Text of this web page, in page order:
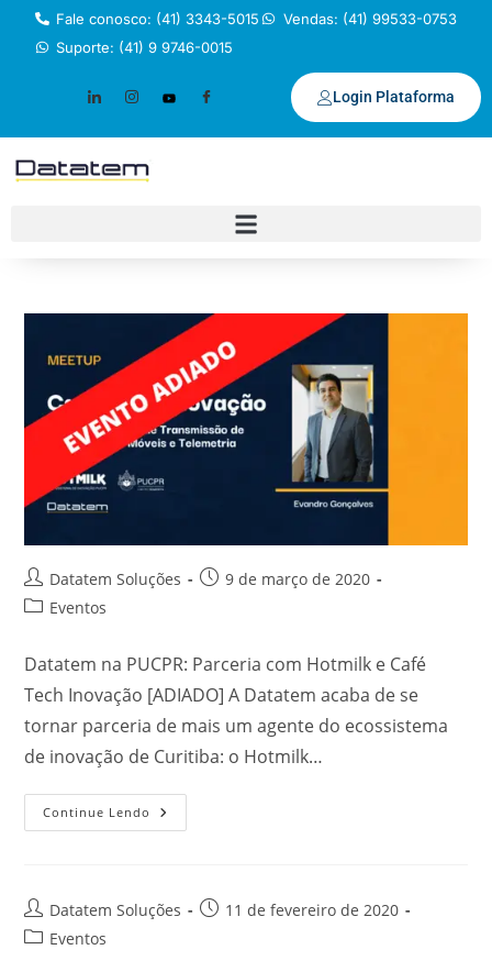
Fale conosco: (41) 3343-5015
Vendas: (41) 99533-0753
Suporte: (41) 9 9746-0015
Login Plataforma
Datatem Soluções
9 de março de 2020
Eventos
Datatem na PUCPR: Parceria com Hotmilk e Café
Tech Inovação [ADIADO] A Datatem acaba de se
tornar parceria de mais um agente do ecossistema
de inovação de Curitiba: o Hotmilk…
Continue Lendo
Datatem Soluções
11 de fevereiro de 2020
Eventos